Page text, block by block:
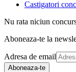
Castigatori
Nu rata niciun
Aboneaza-te la
Adresa de email
Aboneaza-te